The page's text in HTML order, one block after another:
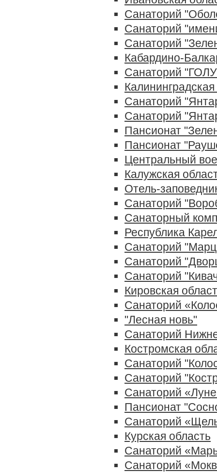
Санаторий
Санаторий
Санаторий
Кабардино-
Санаторий
Санаторий
Санаторий
Пансионат
Пансионат
Центральный
Калужская
Отель-
Санаторий
Санаторный
Республика
Санаторий
Санаторий
Санаторий
Кировская
Санаторий
"Лесная новь"
Санаторий
Костромская
Санаторий
Санаторий
Санаторий
Пансионат
Санаторий
Курская область
Санаторий
Санаторий